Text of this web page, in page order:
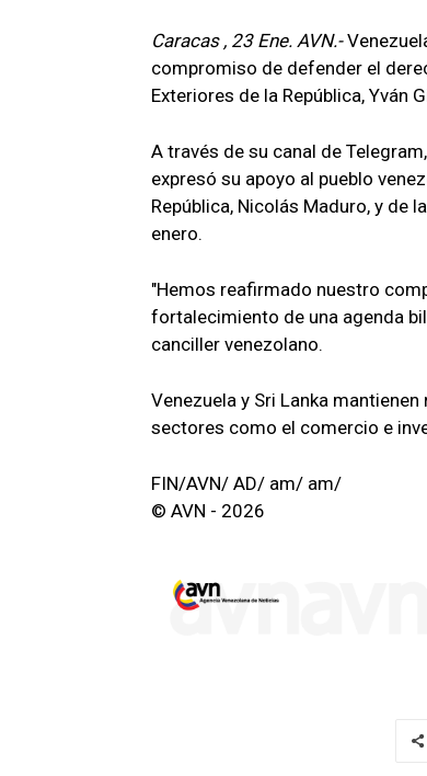
Caracas , 23 Ene. AVN.-
compromiso de defender el
Exteriores de la República, Yván
A través de su canal de
expresó su apoyo al pueblo
República, Nicolás Maduro, y de
enero.
"Hemos reafirmado nuestro
fortalecimiento de una agenda
canciller venezolano.
Venezuela y Sri Lanka
sectores como el comercio e
FIN/AVN/ AD/ am/ am/
© AVN - 2026